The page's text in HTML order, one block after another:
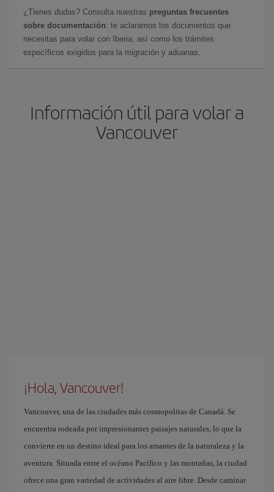
¿Tienes dudas? Consulta nuestras preguntas frecuentes
sobre documentación: te aclaramos los documentos que
necesitas para volar con Iberia, así como los trámites
específicos exigidos para la migración y aduanas.
Información útil para volar a
Vancouver
¡Hola, Vancouver!
Vancouver, una de las ciudades más cosmopolitas de Canadá. Se
encuentra rodeada por impresionantes paisajes naturales, lo que la
convierte en un destino ideal para los amantes de la naturaleza y la
aventura. Situada entre el océano Pacífico y las montañas, la ciudad
ofrece una gran variedad de actividades al aire libre. Desde caminar